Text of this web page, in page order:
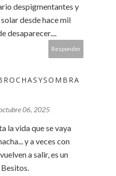
despigmentantes y
desde hace mil
desaparecer....
Responder
06, 2025
la vida que se vaya
y a veces con
a salir, es un